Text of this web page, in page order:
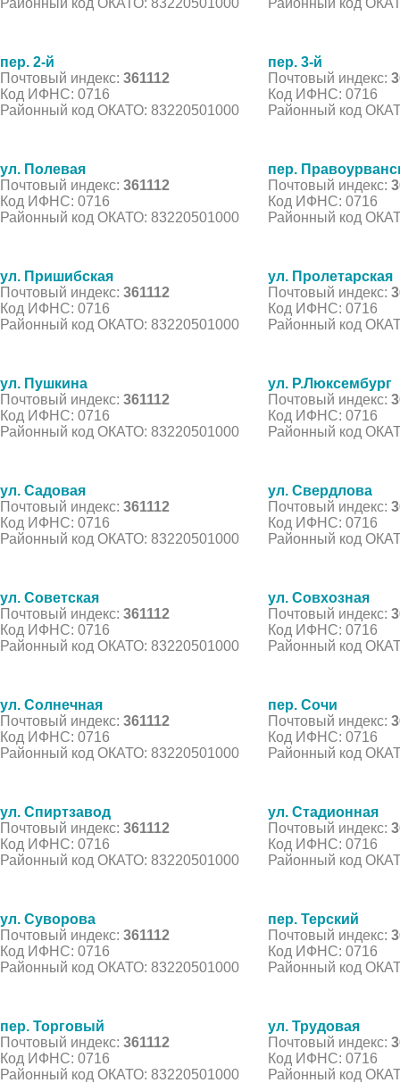
пер. 2-й
Почтовый индекс: 361112
Код ИФНС: 0716
Районный код ОКАТО: 83220501000
пер. 3-й
Почтовый индекс:
Код ИФНС: 0716
Районный код
ул. Полевая
Почтовый индекс: 361112
Код ИФНС: 0716
Районный код ОКАТО: 83220501000
пер.
Почтовый индекс:
Код ИФНС: 0716
Районный код
ул. Пришибская
Почтовый индекс: 361112
Код ИФНС: 0716
Районный код ОКАТО: 83220501000
ул. Пролетарская
Почтовый индекс:
Код ИФНС: 0716
Районный код
ул. Пушкина
Почтовый индекс: 361112
Код ИФНС: 0716
Районный код ОКАТО: 83220501000
ул. Р.Люксембург
Почтовый индекс:
Код ИФНС: 0716
Районный код
ул. Садовая
Почтовый индекс: 361112
Код ИФНС: 0716
Районный код ОКАТО: 83220501000
ул. Свердлова
Почтовый индекс:
Код ИФНС: 0716
Районный код
ул. Советская
Почтовый индекс: 361112
Код ИФНС: 0716
Районный код ОКАТО: 83220501000
ул. Совхозная
Почтовый индекс:
Код ИФНС: 0716
Районный код
ул. Солнечная
Почтовый индекс: 361112
Код ИФНС: 0716
Районный код ОКАТО: 83220501000
пер. Сочи
Почтовый индекс:
Код ИФНС: 0716
Районный код
ул. Спиртзавод
Почтовый индекс: 361112
Код ИФНС: 0716
Районный код ОКАТО: 83220501000
ул. Стадионная
Почтовый индекс:
Код ИФНС: 0716
Районный код
ул. Суворова
Почтовый индекс: 361112
Код ИФНС: 0716
Районный код ОКАТО: 83220501000
пер. Терский
Почтовый индекс:
Код ИФНС: 0716
Районный код
пер. Торговый
Почтовый индекс: 361112
Код ИФНС: 0716
Районный код ОКАТО: 83220501000
ул. Трудовая
Почтовый индекс:
Код ИФНС: 0716
Районный код